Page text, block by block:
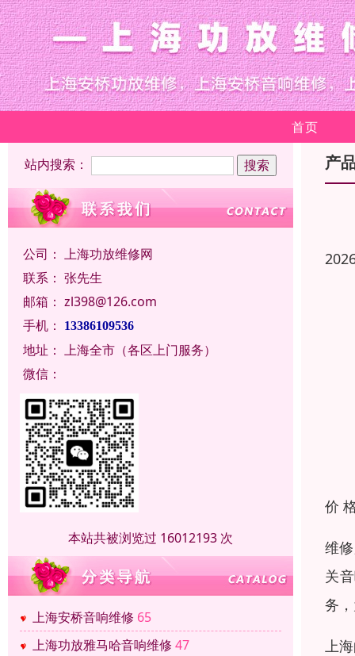
首页
站内搜索：
公司： 上海功放维修网
联系： 张先生
邮箱： zl398@126.com
手机：
13386109536
地址： 上海全市（各区上门服务）
微信：
本站共被浏览过 16012193 次
上海安桥音响维修 65
上海功放雅马哈音响维修 47
产
价
维
关
务
上